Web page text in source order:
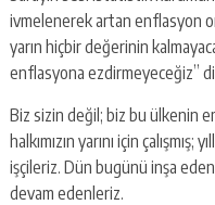
ivmelenerek artan enflasyon
yarın hiçbir değerinin
enflasyona ezdirmeyeceğiz”
Biz sizin değil; biz bu ülkenin
halkımızın yarını için
işçileriz. Dün bugünü inşa
devam edenleriz.